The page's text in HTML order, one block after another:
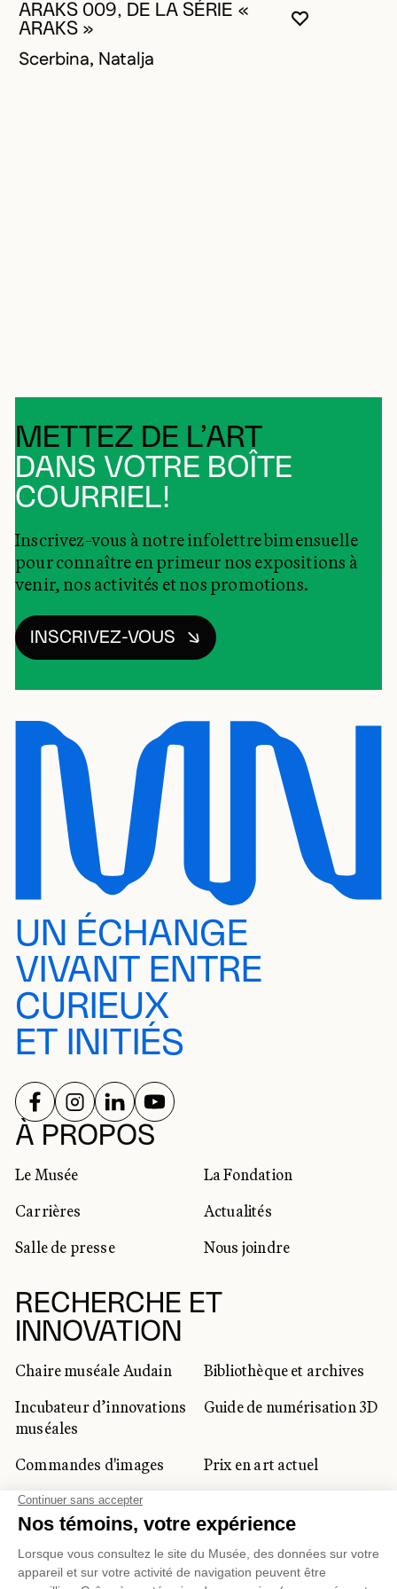
VOUS
FERMER
OUVRIR LA
ARAKS 009, DE LA SÉRIE «
ARAKS »
Scerbina, Natalja
METTEZ DE L’ART
DANS VOTRE BOÎTE
COURRIEL!
Inscrivez-vous à notre infolettre bimensuelle
pour connaître en primeur nos expositions à
venir, nos activités et nos promotions.
INSCRIVEZ-VOUS
UN ÉCHANGE
VIVANT ENTRE
CURIEUX
ET INITIÉS
À PROPOS
Le Musée
La Fondation
Carrières
Actualités
Salle de presse
Nous joindre
RECHERCHE ET
INNOVATION
Chaire muséale Audain
Bibliothèque et archives
Incubateur d’innovations
muséales
Guide de numérisation 3D
Commandes d'images
Prix en art actuel
Prix Lynne-Cohen
CLIENTÈLE CORPORATIVE
RÉSEAUX SOCIAUX
SUIVEZ-NOUS SUR
SUIVEZ-NOUS SUR
SUIVEZ-NOUS SUR
SUIVEZ-NOUS SUR